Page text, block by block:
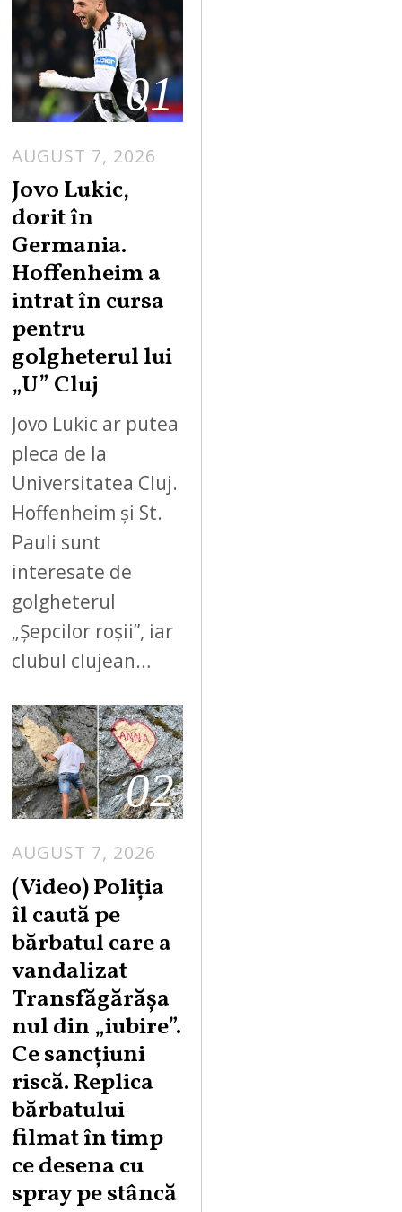
01
AUGUST 7, 2026
Jovo Lukic,
dorit în
Germania.
Hoffenheim a
intrat în cursa
pentru
golgheterul lui
„U” Cluj
Jovo Lukic ar putea
pleca de la
Universitatea Cluj.
Hoffenheim și St.
Pauli sunt
interesate de
golgheterul
„Șepcilor roșii”, iar
clubul clujean…
02
AUGUST 7, 2026
G
S
7
,
(Video) Poliția
îl caută pe
bărbatul care a
vandalizat
Transfăgărășa
nul din „iubire”.
Ce sancțiuni
riscă. Replica
bărbatului
filmat în timp
ce desena cu
spray pe stâncă